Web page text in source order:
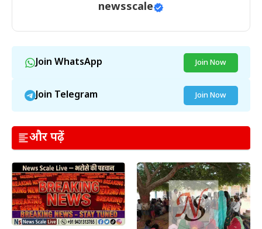
newsscale
Join WhatsApp Join Now
Join Telegram Join Now
और पढ़ें